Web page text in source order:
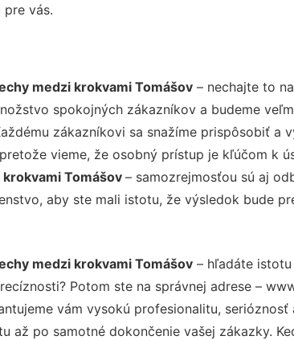
vás.
medzi krokvami Tomášov– nechajte to
spokojných zákazníkov a budeme
zákazníkovi sa snažíme prispôsobiť a
vieme, že osobný prístup je kľúčom k
Tomášov – samozrejmosťou sú aj
aby ste mali istotu, že výsledok bude
medzi krokvami Tomášov– hľadáte istotu
Potom ste na správnej adrese –
vám vysokú profesionalitu,
až po samotné dokončenie vašej zákazky.